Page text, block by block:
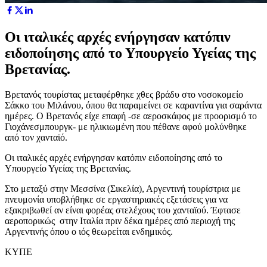
Οι ιταλικές αρχές ενήργησαν κατόπιν
ειδοποίησης από το Υπουργείο Υγείας της
Βρετανίας.
Βρετανός τουρίστας μεταφέρθηκε χθες βράδυ στο νοσοκομείο
Σάκκο του Μιλάνου, όπου θα παραμείνει σε καραντίνα για σαράντα
ημέρες. Ο Βρετανός είχε επαφή -σε αεροσκάφος με προορισμό το
Γιοχάνεσμπουργκ- με ηλικιωμένη που πέθανε αφού μολύνθηκε
από τον χανταϊό.
Οι ιταλικές αρχές ενήργησαν κατόπιν ειδοποίησης από το
Υπουργείο Υγείας της Βρετανίας.
Στο μεταξύ στην Μεσσίνα (Σικελία), Αργεντινή τουρίστρια με
πνευμονία υποβλήθηκε σε εργαστηριακές εξετάσεις για να
εξακριβωθεί αν είναι φορέας στελέχους του χανταϊού. Έφτασε
αεροπορικώς στην Ιταλία πριν δέκα ημέρες από περιοχή της
Αργεντινής όπου ο ιός θεωρείται ενδημικός.
ΚΥΠΕ